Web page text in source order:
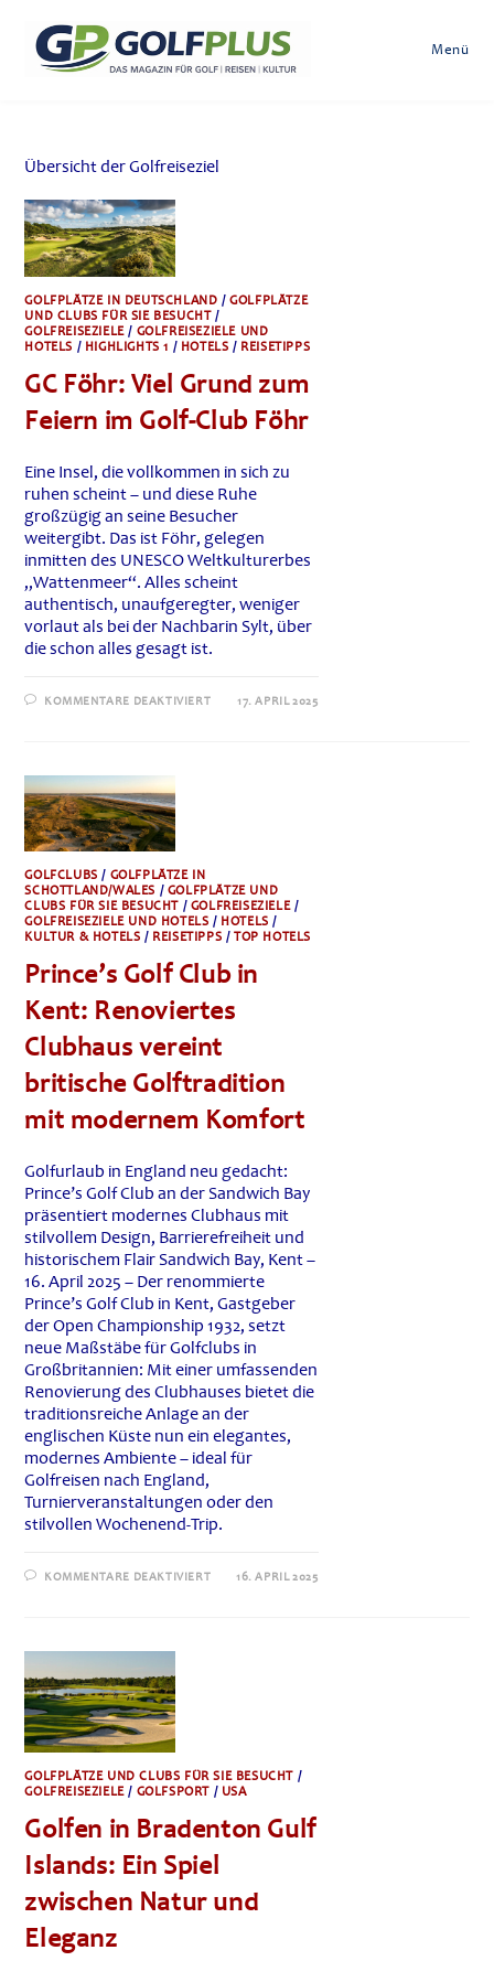
springen
Menü
Übersicht der Golfreiseziel
GOLFPLÄTZE IN DEUTSCHLAND /GOLFPLÄTZE
UND CLUBS FÜR SIE BESUCHT/
GOLFREISEZIELE/ GOLFREISEZIELE UND
HOTELS / HIGHLIGHTS 1 / HOTELS / REISETIPPS
GC Föhr: Viel Grund zum
Feiern im Golf-Club Föhr
Eine Insel, die vollkommen in sich zu
ruhen scheint – und diese Ruhe
großzügig an seine Besucher
weitergibt. Das ist Föhr, gelegen
inmitten des UNESCO Weltkulturerbes
„Wattenmeer“. Alles scheint
authentisch, unaufgeregter, weniger
vorlaut als bei der Nachbarin Sylt, über
die schon alles gesagt ist.
KOMMENTARE DEAKTIVIERTFÜR17. APRIL 2025
GOLFCLUBS / GOLFPLÄTZE IN
SCHOTTLAND/WALES / GOLFPLÄTZE UND
CLUBS FÜR SIE BESUCHT / GOLFREISEZIELE/
GOLFREISEZIELE UND HOTELS / HOTELS /
KULTUR & HOTELS / REISETIPPS /TOP HOTELS
Prince’s Golf Club in
Kent: Renoviertes
Clubhaus vereint
britische Golftradition
mit modernem Komfort
Golfurlaub in England neu gedacht:
Prince’s Golf Club an der Sandwich Bay
präsentiert modernes Clubhaus mit
stilvollem Design, Barrierefreiheit und
historischem Flair Sandwich Bay, Kent –
16. April 2025 – Der renommierte
Prince’s Golf Club in Kent, Gastgeber
der Open Championship 1932, setzt
neue Maßstäbe für Golfclubs in
Großbritannien: Mit einer umfassenden
Renovierung des Clubhauses bietet die
traditionsreiche Anlage an der
englischen Küste nun ein elegantes,
modernes Ambiente – ideal für
Golfreisen nach England,
Turnierveranstaltungen oder den
stilvollen Wochenend-Trip.
KOMMENTARE DEAKTIVIERTFÜR16. APRIL 2025
GOLFPLÄTZE UND CLUBS FÜR SIE BESUCHT /
GOLFREISEZIELE/ GOLFSPORT / USA
Golfen in Bradenton Gulf
Islands: Ein Spiel
zwischen Natur und
Eleganz